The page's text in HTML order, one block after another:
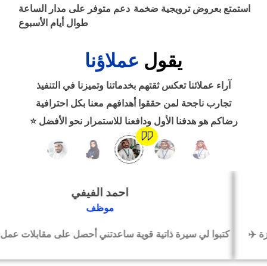
استمتع بعروض ترويجية ضخمة دعم متوفر على مدار الساعة
طوال أيام الأسبوع
يقول عملاؤنا
آراء عملائنا تعكس ثقتهم بخدماتنا وتميزنا في التنفيذ
تجارب ناجحة لمن حققوا أهدافهم معنا بكل احترافية
رضاكم هو هدفنا الأول ودافعنا للاستمرار نحو الأفضل ⭐
احمد الفيفي
كتبوا لي سيرة ذاتية قوية ساعدتني أحصل على مقابلات عمل بسرعة
حجز طيران ‹
الوظائف ‹
تصميم موقع/متجر/تطبيق
‹